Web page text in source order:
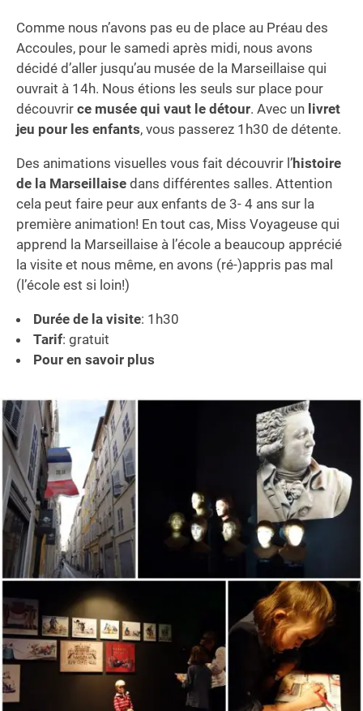
Comme nous n’avons pas eu de place au Préau des
Accoules, pour le samedi après midi, nous avons
décidé d’aller jusqu’au musée de la Marseillaise qui
ouvrait à 14h. Nous étions les seuls sur place pour
découvrir ce musée qui vaut le détour. Avec un livret
jeu pour les enfants, vous passerez 1h30 de détente.
Des animations visuelles vous fait découvrir l’histoire
de la Marseillaise dans différentes salles. Attention
cela peut faire peur aux enfants de 3- 4 ans sur la
première animation! En tout cas, Miss Voyageuse qui
apprend la Marseillaise à l’école a beaucoup apprécié
la visite et nous même, en avons (ré-)appris pas mal
(l’école est si loin!)
Durée de la visite: 1h30
Tarif: gratuit
Pour en savoir plus